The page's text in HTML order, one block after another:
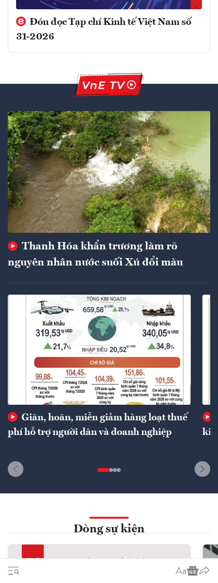
Đón đọc Tạp chí Kinh tế Việt Nam số
31-2026
Thanh Hóa khẩn trương làm rõ
nguyên nhân nước suối Xú đổi màu
Giãn, hoãn, miễn giảm hàng loạt thuế
phí hỗ trợ người dân và doanh nghiệp
Dòng sự kiện